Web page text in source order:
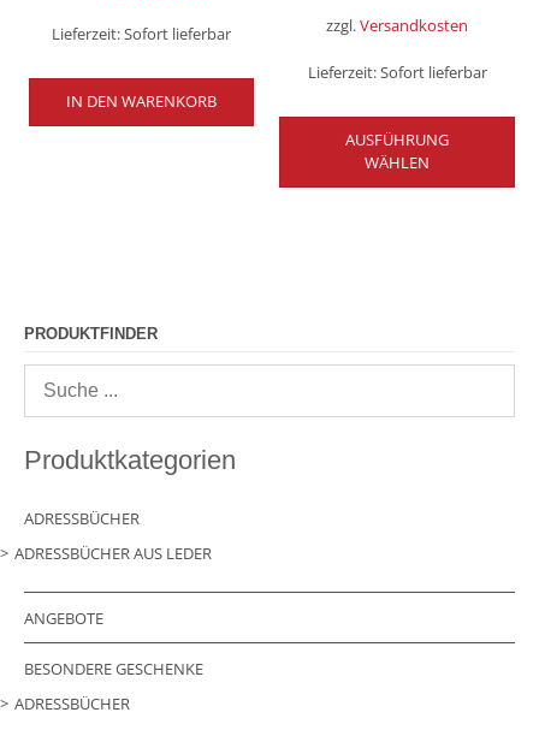
Lieferzeit:Sofort lieferbar
IN DEN WARENKORB
zzgl.Versandkosten
Lieferzeit:Sofort lieferbar
AUSFÜHRUNG
WÄHLEN
PRODUKTFINDER
Produktkategorien
ADRESSBÜCHER
ADRESSBÜCHER AUS LEDER
ANGEBOTE
BESONDERE GESCHENKE
ADRESSBÜCHER